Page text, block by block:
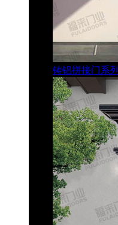
铸铝拼接门系列